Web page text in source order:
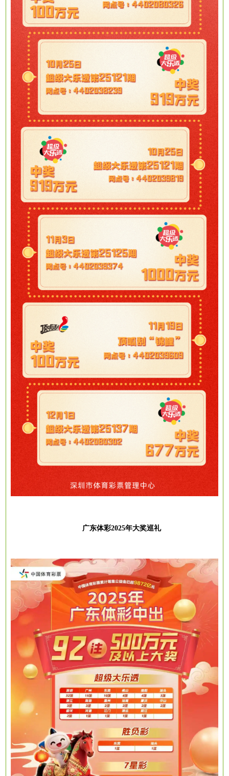
广东体彩2025年大奖巡礼